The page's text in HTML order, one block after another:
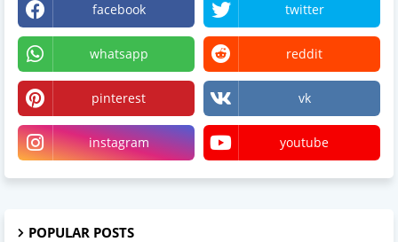
facebook twitter
whatsapp reddit
pinterest vk
instagram youtube
POPULAR POSTS